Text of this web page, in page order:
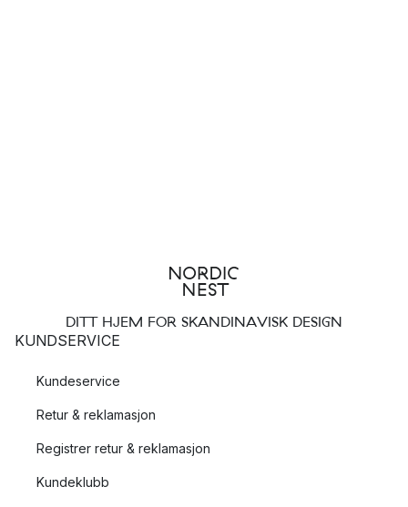
DITT HJEM FOR SKANDINAVISK DESIGN
KUNDSERVICE
Kundeservice
Retur & reklamasjon
Registrer retur & reklamasjon
Kundeklubb